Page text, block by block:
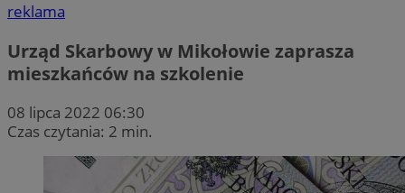
reklama
Urząd Skarbowy w Mikołowie zaprasza
mieszkańców na szkolenie
08 lipca 2022 06:30
Czas czytania: 2 min.